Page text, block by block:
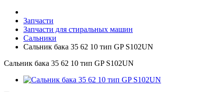
Запчасти
Запчасти для стиральных машин
Сальники
Сальник бака 35 62 10 тип GP S102UN
Сальник бака 35 62 10 тип GP S102UN